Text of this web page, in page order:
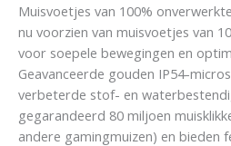
Muisvoetjes van 100%
nu voorzien van muisvoetjes van
voor soepele bewegingen en
Geavanceerde gouden IP54-
verbeterde stof- en
gegarandeerd 80 miljoen
andere gamingmuizen) en bieden